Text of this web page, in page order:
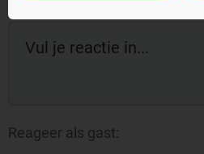
Reageer als gast: